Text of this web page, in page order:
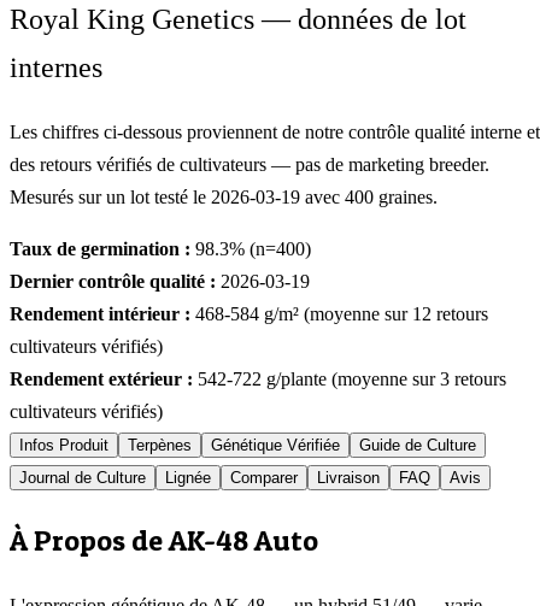
Royal King Genetics — données de lot
internes
Les chiffres ci-dessous proviennent de notre contrôle qualité interne et
des retours vérifiés de cultivateurs — pas de marketing breeder.
Mesurés sur un lot testé le 2026-03-19 avec 400 graines.
Taux de germination : 98.3% (n=400)
Dernier contrôle qualité : 2026-03-19
Rendement intérieur : 468-584 g/m² (moyenne sur 12 retours
cultivateurs vérifiés)
Rendement extérieur : 542-722 g/plante (moyenne sur3 retours
cultivateurs vérifiés)
Infos Produit Terpènes Génétique Vérifiée
Guide de Culture
Journal de Culture
Lignée Comparer Livraison FAQ Avis
À Propos de AK-48 Auto